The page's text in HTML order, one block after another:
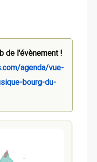
de l'évènement !
agenda/vue-
bourg-du-